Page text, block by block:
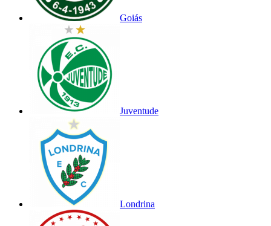
Goiás
Juventude
Londrina